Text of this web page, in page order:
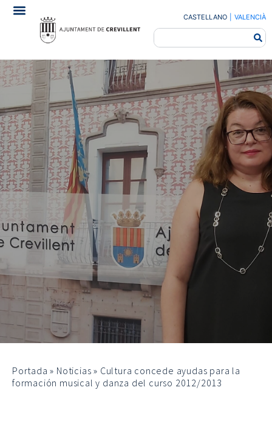
CASTELLANO VALENCIÀ
Portada » Noticias » Cultura concede ayudas para la
formación musical y danza del curso 2012/2013